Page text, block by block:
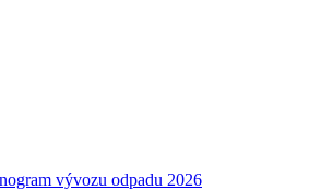
vývozu odpadu 2026